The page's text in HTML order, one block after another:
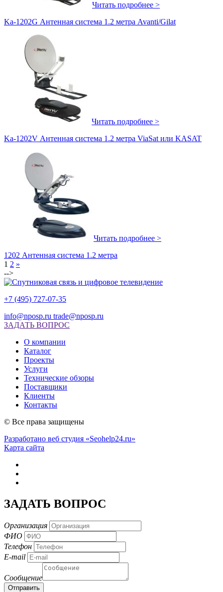
Читать подробнее >
Ka-1202G Антенная система 1.2 метра Avanti/Gilat
Читать подробнее >
Ka-1202V Антенная система 1.2 метра ViaSat или KASAT
Читать подробнее >
1202 Антенная система 1.2 метра
1 2 »
-->
+7 (495) 727-07-35
info@nposp.ru trade@nposp.ru
ЗАДАТЬ ВОПРОС
О компании
Каталог
Проекты
Услуги
Технические обзоры
Поставщики
Клиенты
Контакты
© Все права защищены
Разработано веб студия «Seohelp24.ru»
Карта сайта
ЗАДАТЬ ВОПРОС
Организация
ФИО
Телефон
E-mail
Сообщение